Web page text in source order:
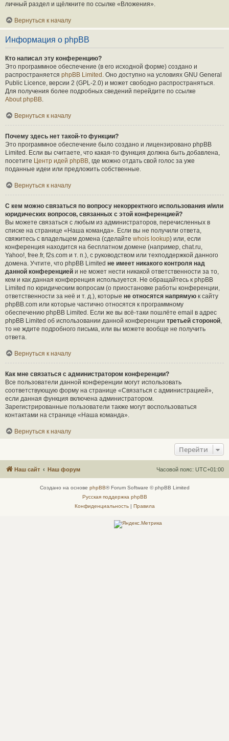
личный раздел и щёлкните по ссылке «Вложения».
Вернуться к началу
Информация о phpBB
Кто написал эту конференцию?
Это программное обеспечение (в его исходной форме) создано и
распространяется phpBB Limited . Оно доступно на условиях GNU General
Public Licence, версии 2 (GPL-2.0) и может свободно распространяться.
Для получения более подробных сведений перейдите по ссылке
About phpBB.
Вернуться к началу
Почему здесь нет такой-то функции?
Это программное обеспечение было создано и лицензировано phpBB
Limited. Если вы считаете, что какая-то функция должна быть добавлена,
посетите Центр идей phpBB, где можно отдать свой голос за уже
поданные идеи или предложить собственные.
Вернуться к началу
С кем можно связаться по вопросу некорректного использования и/или
юридических вопросов, связанных с этой конференцией?
Вы можете связаться с любым из администраторов, перечисленных в
списке на странице «Наша команда». Если вы не получили ответа,
свяжитесь с владельцем домена (сделайте whois lookup) или, если
конференция находится на бесплатном домене (например, chat.ru,
Yahoo!, free.fr, f2s.com и т. п.), с руководством или техподдержкой данного
домена. Учтите, что phpBB Limited не имеет никакого контроля над
данной конференцией и не может нести никакой ответственности за то,
кем и как данная конференция используется. Не обращайтесь к phpBB
Limited по юридическим вопросам (о приостановке работы конференции,
ответственности за неё и т. д.), которые не относятся напрямую к сайту
phpBB.com или которые частично относятся к программному
обеспечению phpBB Limited. Если же вы всё-таки пошлёте email в адрес
phpBB Limited об использовании данной конференции третьей стороной,
то не ждите подробного письма, или вы можете вообще не получить
ответа.
Вернуться к началу
Как мне связаться с администратором конференции?
Все пользователи данной конференции могут использовать
соответствующую форму на странице «Связаться с администрацией»,
если данная функция включена администратором.
Зарегистрированные пользователи также могут воспользоваться
контактами на странице «Наша команда».
Вернуться к началу
Перейти
Наш сайт Наш форум Часовой пояс: UTC+01:00
Создано на основе phpBB® Forum Software © phpBB Limited
Русская поддержка phpBB
Конфиденциальность| Правила